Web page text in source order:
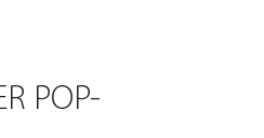
POP-